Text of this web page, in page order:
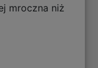
mroczna niż